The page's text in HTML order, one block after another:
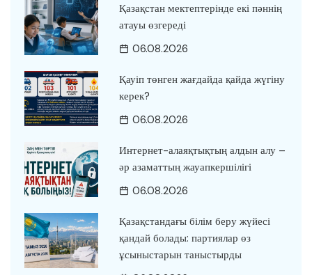
Қазақстан мектептерінде екі пәннің
атауы өзгереді
06.08.2026
Қауіп төнген жағдайда қайда жүгіну
керек?
06.08.2026
Интернет-алаяқтықтың алдын алу –
әр азаматтың жауапкершілігі
06.08.2026
Қазақстандағы білім беру жүйесі
қандай болады: партиялар өз
ұсыныстарын таныстырды